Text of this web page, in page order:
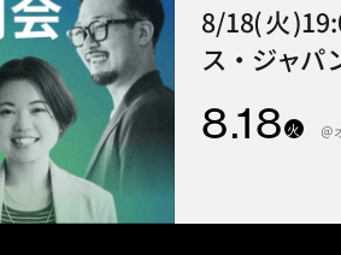
8/18(火
ス・ジャパ
8.18 火 ＠